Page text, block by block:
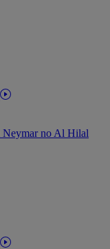
Neymar no Al Hilal